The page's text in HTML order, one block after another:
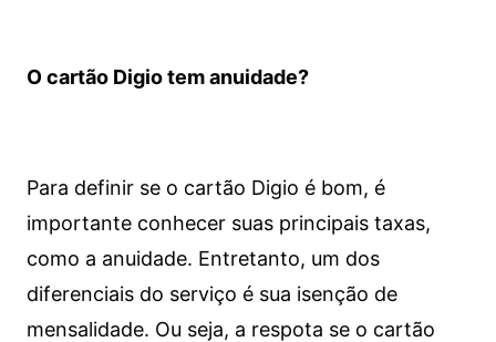
O cartão Digio tem anuidade?
Para definir se o cartão Digio é bom, é
importante conhecer suas principais taxas,
como a anuidade. Entretanto, um dos
diferenciais do serviço é sua isenção de
mensalidade. Ou seja, a respota se o cartão